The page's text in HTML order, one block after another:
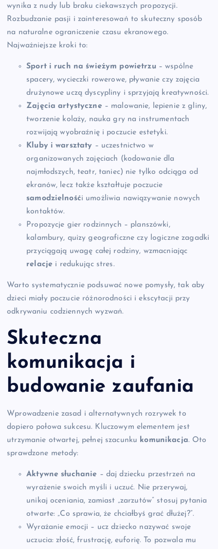
wynika z nudy lub braku ciekawszych propozycji.
Rozbudzanie pasji i zainteresowań to skuteczny sposób
na naturalne ograniczenie czasu ekranowego.
Najważniejsze kroki to:
Sport i ruch na świeżym powietrzu– wspólne
spacery, wycieczki rowerowe, pływanie czy zajęcia
drużynowe uczą dyscypliny i sprzyjają kreatywności.
Zajęcia artystyczne– malowanie, lepienie z gliny,
tworzenie kolaży, nauka gry na instrumentach
rozwijają wyobraźnię i poczucie estetyki.
Kluby i warsztaty – uczestnictwo w
organizowanych zajęciach (kodowanie dla
najmłodszych, teatr, taniec) nie tylko odciąga od
ekranów, lecz także kształtuje poczucie
samodzielnośći umożliwia nawiązywanie nowych
kontaktów.
Propozycje gier rodzinnych – planszówki,
kalambury, quizy geograficzne czy logiczne zagadki
przyciągają uwagę całej rodziny, wzmacniając
relacje i redukując stres.
Warto systematycznie podsuwać nowe pomysły, tak aby
dzieci miały poczucie różnorodności i ekscytacji przy
odkrywaniu codziennych wyzwań.
Skuteczna
komunikacja i
budowanie zaufania
Wprowadzenie zasad i alternatywnych rozrywek to
dopiero połowa sukcesu. Kluczowym elementem jest
utrzymanie otwartej, pełnej szacunku komunikacja. Oto
sprawdzone metody:
Aktywne słuchanie – daj dziecku przestrzeń na
wyrażenie swoich myśli i uczuć. Nie przerywaj,
unikaj oceniania, zamiast „zarzutów” stosuj pytania
otwarte: „Co sprawia, że chciałbyś grać dłużej?”.
Wyrażanie emocji – ucz dziecko nazywać swoje
uczucia: złość, frustrację, euforię. To pozwala mu